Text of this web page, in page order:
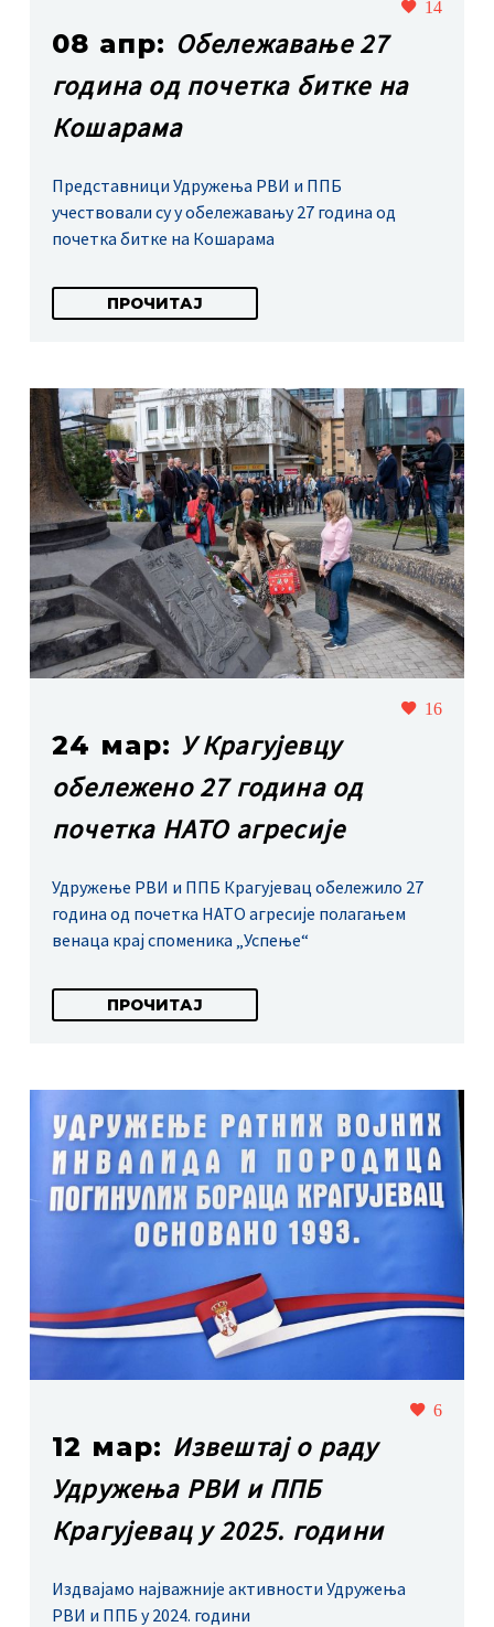
14
08 апр: Обележавање 27
година од почетка битке на
Кошарама
Представници Удружења РВИ и ППБ
учествовали су у обележавању 27 година од
почетка битке на Кошарама
ПРОЧИТАЈ
16
24 мар: У Крагујевцу
обележено 27 година од
почетка НАТО агресије
Удружење РВИ и ППБ Крагујевац обележило 27
година од почетка НАТО агресије полагањем
венаца крај споменика „Успење“
ПРОЧИТАЈ
6
12 мар: Извештај о раду
Удружења РВИ и ППБ
Крагујевац у 2025. години
Издвајамо најважније активности Удружења
РВИ и ППБ у 2024. години